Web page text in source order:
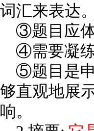
词汇来表达。
③题目应体
④需要凝练
⑤题目是申
够直观地展
响。